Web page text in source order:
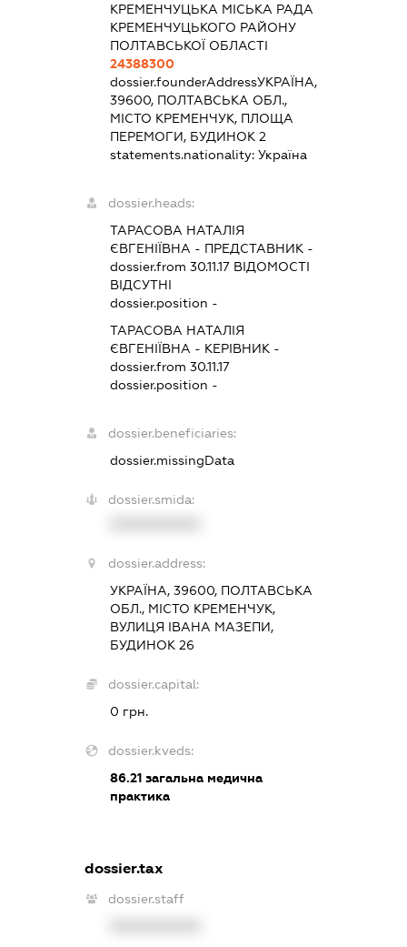
КРЕМЕНЧУЦЬКА МІСЬКА РАДА
КРЕМЕНЧУЦЬКОГО РАЙОНУ
ПОЛТАВСЬКОЇ ОБЛАСТІ
24388300
dossier.founderAddressУКРАЇНА,
39600, ПОЛТАВСЬКА ОБЛ.,
МІСТО КРЕМЕНЧУК, ПЛОЩА
ПЕРЕМОГИ, БУДИНОК 2
statements.nationality: Україна
dossier.heads:
ТАРАСОВА НАТАЛІЯ
ЄВГЕНІЇВНА - ПРЕДСТАВНИК -
dossier.from 30.11.17ВІДОМОСТІ
ВІДСУТНІ
dossier.position -
ТАРАСОВА НАТАЛІЯ
ЄВГЕНІЇВНА - КЕРІВНИК -
dossier.from 30.11.17
dossier.position -
dossier.beneficiaries:
dossier.missingData
dossier.smida:
dossier.address:
УКРАЇНА, 39600, ПОЛТАВСЬКА
ОБЛ., МІСТО КРЕМЕНЧУК,
ВУЛИЦЯ ІВАНА МАЗЕПИ,
БУДИНОК 26
dossier.capital:
0 грн.
dossier.kveds:
86.21загальна медична
практика
dossier.tax
dossier.staff